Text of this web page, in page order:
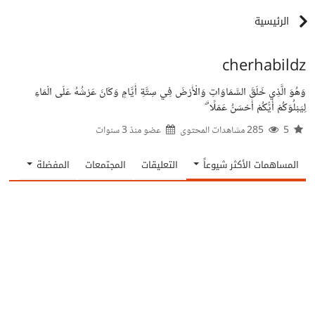
الرئيسية
cherhabildz
وَهُوَ الَّذِي خَلَقَ السَّمَاوَاتِ وَالْأَرْضَ فِي سِتَّةِ أَيَّامٍ وَكَانَ عَرْشُهُ عَلَى الْمَاءِ
لِيَبْلُوَكُمْ أَيُّكُمْ أَحْسَنُ عَمَلًا ۗ
عضو منذ3 سنوات
المساهمات الأكثر شيوعاً التعليقات المجتمعات المفضلة